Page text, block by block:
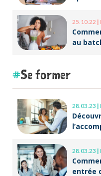
25.10.22 |
au
Se former
28.03.23 |
28.03.23 |
entrée